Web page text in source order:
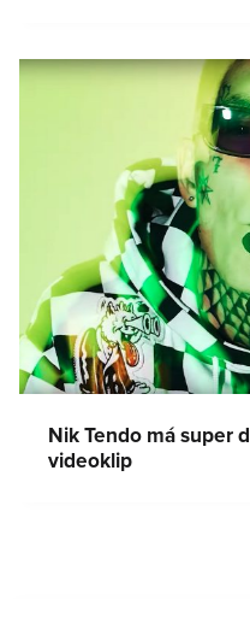
Nik Tendo má super
videoklip